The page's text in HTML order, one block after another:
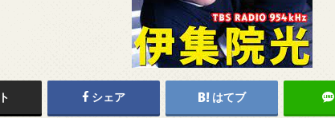
シェア はてブ